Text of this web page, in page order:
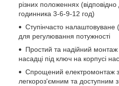
різних положеннях
годинника 3-6-9-12 год)
Ступінчасто налаштовуване
для регулювання потужності
Простий та надійний монтаж
насадці під ключ на корпусі
Спрощений електромонтаж
легкороз'ємним та доступним